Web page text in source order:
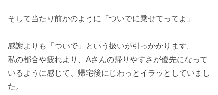
そして当たり前かのように「ついでに乗せてってよ」
感謝よりも「ついで」という扱いが引っかかります。
私の都合や疲れより、Aさんの帰りやすさが優先になって
いるように感じて、帰宅後にじわっとイラッとしていまし
た。